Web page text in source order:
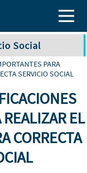
Social
PARA
SERVICIO SOCIAL
EL
CORRECTA